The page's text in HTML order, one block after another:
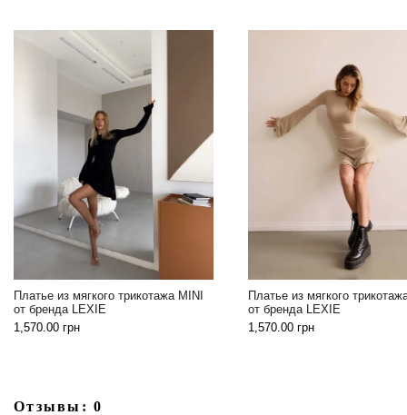
Платье из мягкого трикотажа MINI
от бренда LEXIE
1,570.00 грн
Платье из мягкого
от бренда LEXIE
1,570.00 грн
Отзывы: 0